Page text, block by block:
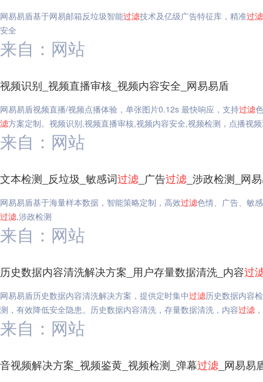
网易易盾基于网易邮箱反垃圾智能过滤技术及亿级广告特征库，精准过滤
安全
来自：网站
视频识别_视频直播审核_视频内容安全_网易易盾
网易易盾视频直播/视频点播体验，单张图片0.12s 最快响应，支持过滤
滤方案定制。视频识别,视频直播审核,视频内容安全,视频检测，点播视
来自：网站
文本检测_反垃圾_敏感词过滤 _广告过滤 _涉政检测_网
网易易盾基于海量样本数据，智能策略定制，高效过滤色情、广告、敏
过滤,涉政检测
来自：网站
历史数据内容清洗解决方案_用户存量数据清洗_内容过
网易易盾历史数据内容清洗解决方案，提供定时集中过滤历史数据内容
测，有效降低安全隐患。历史数据内容清洗，存量数据清洗，内容过滤
来自：网站
音视频解决方案_视频鉴黄_视频检测_弹幕过滤 _网易易